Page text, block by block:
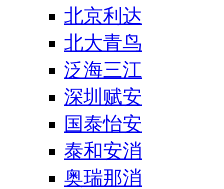
北京利达
北大青鸟
泛海三江
深圳赋安
国泰怡安
泰和安消
奥瑞那消